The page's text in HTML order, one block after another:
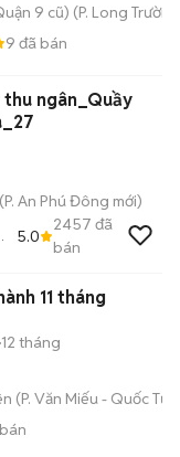
9 cũ) (P. Long Trường
9 đã bán
ngân_Quầy
(P. An Phú Đông mới)
5.0
2457 đã
bán
11 tháng
tháng
(P. Văn Miếu - Quốc Tử